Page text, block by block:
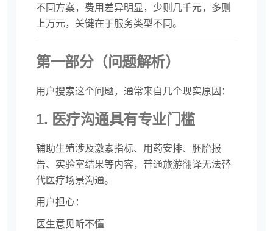
不同方案，费用差异明显，少则几千元，多则
上万元，关键在于服务类型不同。
第一部分（问题解析）
用户搜索这个问题，通常来自几个现实原因：
1. 医疗沟通具有专业门槛
辅助生殖涉及激素指标、用药安排、胚胎报
告、实验室结果等内容，普通旅游翻译无法替
代医疗场景沟通。
用户担心：
医生意见听不懂